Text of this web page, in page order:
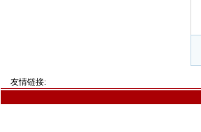
友情链接: